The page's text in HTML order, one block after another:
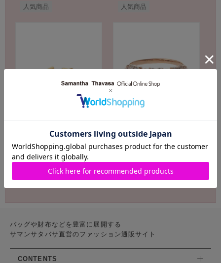
人気商品 人気商品
デーション イヤーカフ(ブルー)
￥15,400(税込)
Samantha Tiara
フラワーモチーフバンド リン
グ
￥24,200(税込)
人気商品
バッグや財布などを豊富に展開する
サマンサタバサ直営のファッション通販サイト
CONTENTS